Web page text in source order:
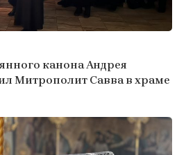
канона Андрея
Митрополит Савва в храме